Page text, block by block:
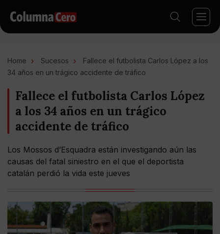
Home Sucesos
Fallece el futbolista Carlos López a los
34 años en un trágico accidente de tráfico
Fallece el futbolista Carlos López
a los 34 años en un trágico
accidente de tráfico
Los Mossos d’Esquadra están investigando aún las
causas del fatal siniestro en el que el deportista
catalán perdió la vida este jueves